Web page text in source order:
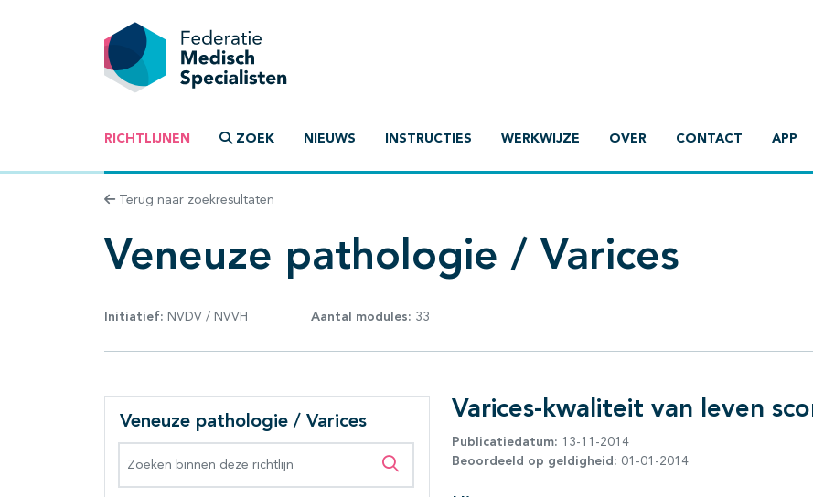
RICHTLIJNEN ZOEK NIEUWS INSTRUCTIES WERKWIJZE OVER CONTACT APP
Terug naar zoekresultaten
Veneuze pathologie / Varices
Initiatief: NVDV / NVVH Aantal modules: 33
Veneuze pathologie / Varices
Zoeken binnen deze richtlijn
Varices-kwaliteit van leven
Publicatiedatum: 13-11-2014
Beoordeeld op geldigheid: 01-01-2014